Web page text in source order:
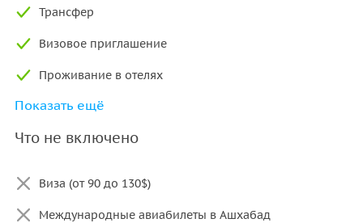
Трансфер
Визовое приглашение
Проживание в отелях
Входные билеты
Питание
Показать ещё
Что не включено
Виза (от 90 до 130$)
Международные авиабилеты в Ашхабад